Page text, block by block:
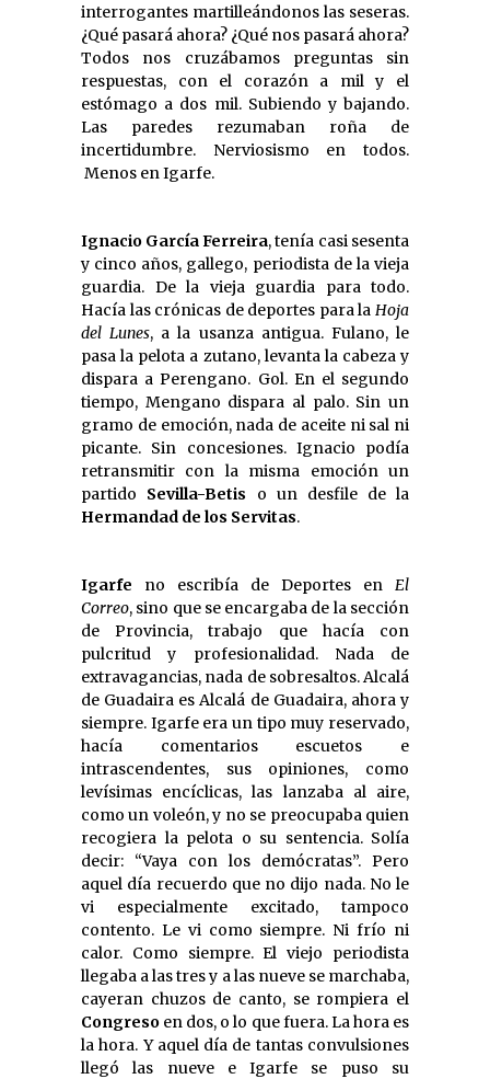
interrogantes martilleándonos las seseras.
¿Qué pasará ahora? ¿Qué nos pasará ahora?
Todos nos cruzábamos preguntas sin
respuestas, con el corazón a mil y el
estómago a dos mil. Subiendo y bajando.
Las paredes rezumaban roña de
incertidumbre. Nerviosismo en todos.
Menos en Igarfe.
Ignacio García Ferreira, tenía casi sesenta
y cinco años, gallego, periodista de la vieja
guardia. De la vieja guardia para todo.
Hacía las crónicas de deportes para la Hoja
del Lunes, a la usanza antigua. Fulano, le
pasa la pelota a zutano, levanta la cabeza y
dispara a Perengano. Gol. En el segundo
tiempo, Mengano dispara al palo. Sin un
gramo de emoción, nada de aceite ni sal ni
picante. Sin concesiones. Ignacio podía
retransmitir con la misma emoción un
partido Sevilla-Betis
o un desfile de la
Hermandad de los Servitas.
Igarfe no escribía de Deportes en El
Correo, sino que se encargaba de la sección
de Provincia, trabajo que hacía con
pulcritud y profesionalidad. Nada de
extravagancias, nada de sobresaltos. Alcalá
de Guadaira es Alcalá de Guadaira, ahora y
siempre. Igarfe era un tipo muy reservado,
hacía comentarios escuetos e
intrascendentes, sus opiniones, como
levísimas encíclicas, las lanzaba al aire,
como un voleón, y no se preocupaba quien
recogiera la pelota o su sentencia. Solía
decir: “Vaya con los demócratas”. Pero
aquel día recuerdo que no dijo nada. No le
vi especialmente excitado, tampoco
contento. Le vi como siempre. Ni frío ni
calor. Como siempre. El viejo periodista
llegaba a las tres y a las nueve se marchaba,
cayeran chuzos de canto, se rompiera el
Congreso en dos, o lo que fuera. La hora es
la hora. Y aquel día de tantas convulsiones
llegó las nueve e Igarfe se puso su